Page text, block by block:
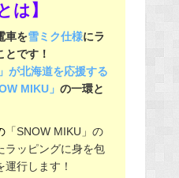
は】
車を雪ミク仕様にラ
とです！
が北海道を応援する
MIKU」 の一環と
「SNOW MIKU」の
ラッピングに身を包
行します！